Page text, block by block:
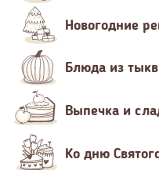
Новогодние
Блюда из
Выпечка и
Ко дню